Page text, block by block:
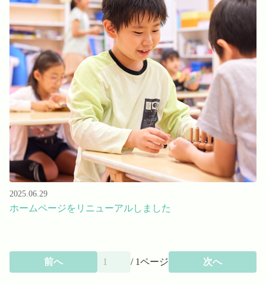
2025.06.29
ホームページをリニューアルしました
前へ / 1ページ 次へ